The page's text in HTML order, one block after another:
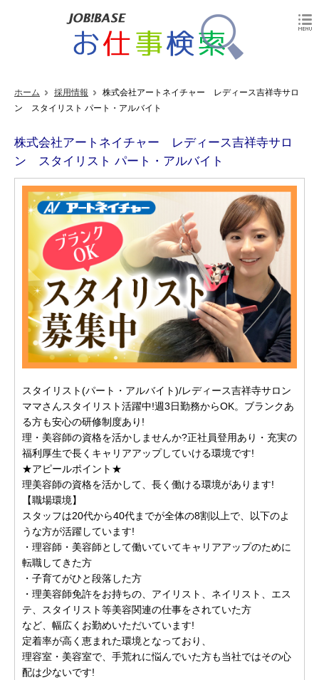
ホーム 採用情報
株式会社アートネイチャー レディース吉祥寺サロ
ン スタイリスト パート・アルバイト
株式会社アートネイチャー レディース吉祥寺サロ
ン スタイリスト パート・アルバイト
スタイリスト(パート・アルバイト)/レディース吉祥寺サロン
ママさんスタイリスト活躍中!週3日勤務からOK。ブランクあ
る方も安心の研修制度あり!
理・美容師の資格を活かしませんか?正社員登用あり・充実の
福利厚生で長くキャリアアップしていける環境です!
★アピールポイント★
理美容師の資格を活かして、長く働ける環境があります!
【職場環境】
スタッフは20代から40代までが全体の8割以上で、以下のよ
うな方が活躍しています!
・理容師・美容師として働いていてキャリアアップのために
転職してきた方
・子育てがひと段落した方
・理美容師免許をお持ちの、アイリスト、ネイリスト、エス
テ、スタイリスト等美容関連の仕事をされていた方
など、幅広くお勤めいただいています!
定着率が高く恵まれた環境となっており、
理容室・美容室で、手荒れに悩んでいた方も当社ではその心
配は少ないです!